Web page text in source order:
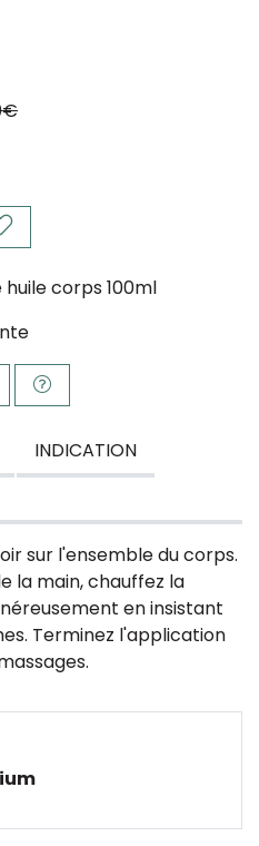
huile corps 100ml
INDICATION
sur l'ensemble du corps.
la main, chauffez la
en insistant
Terminez l'application